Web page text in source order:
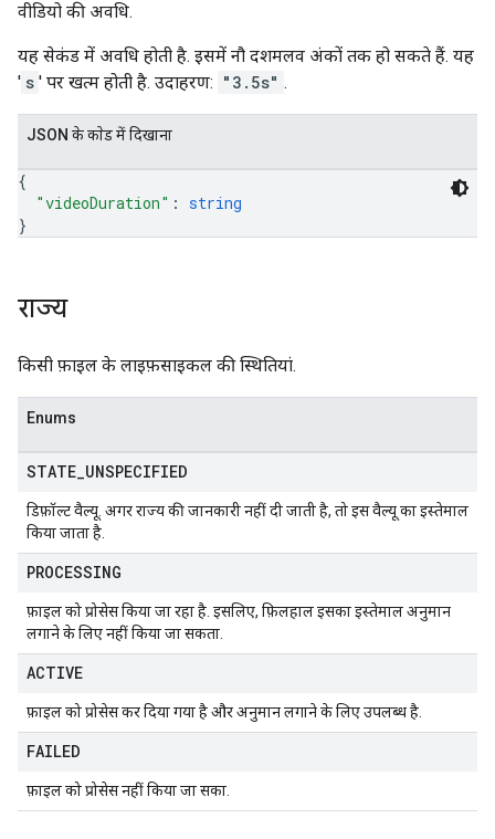
वीडियो की अवधि.
यह सेकंड में अवधि होती है. इसमें नौ दशमलव अंकों तक हो सकते हैं. यह
' s ' पर खत्म होती है. उदाहरण: "3.5s" .
JSON के काेड में दिखाना
{
"videoDuration" : string
}
राज्य
किसी फ़ाइल के लाइफ़साइकल की स्थितियां.
Enums
STATE UNSPECIFIED
डिफ़ॉल्ट वैल्यू. अगर राज्य की जानकारी नहीं दी जाती है, तो इस वैल्यू का इस्तेमाल
किया जाता है.
PROCESSING
फ़ाइल को प्रोसेस किया जा रहा है. इसलिए, फ़िलहाल इसका इस्तेमाल अनुमान
लगाने के लिए नहीं किया जा सकता.
ACTIVE
फ़ाइल को प्रोसेस कर दिया गया है और अनुमान लगाने के लिए उपलब्ध है.
FAILED
फ़ाइल को प्रोसेस नहीं किया जा सका.